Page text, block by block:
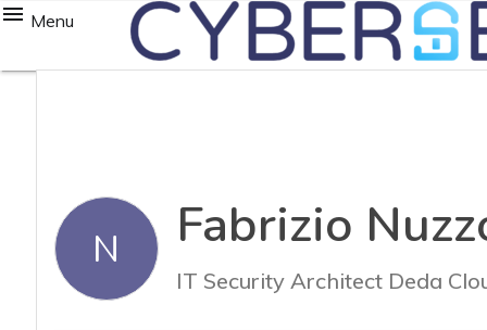
Menu
N Fabrizio
IT Security Architect Deda